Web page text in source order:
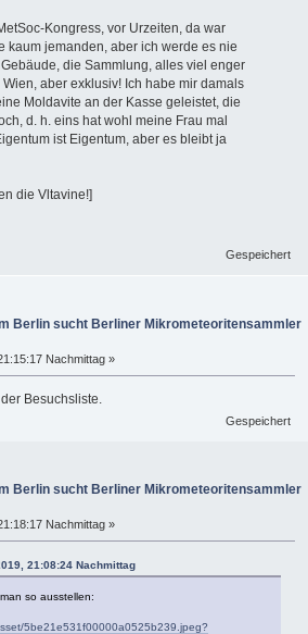
Kongress, vor Urzeiten, da war
kaum jemanden, aber ich werde es nie
die Sammlung, alles viel enger
aber exklusiv! Ich habe mir damals
Moldavite an der Kasse geleistet, die
d. h. eins hat wohl meine Frau mal
ist Eigentum, aber es bleibt ja
die Vltavine!]
Gespeichert
Berlin sucht Berliner Mikrometeoritensammler
Nachmittag »
Besuchsliste.
Gespeichert
Berlin sucht Berliner Mikrometeoritensammler
Nachmittag »
21:08:24 Nachmittag
so ausstellen:
5be21e531f00000a0525b239.jpeg?